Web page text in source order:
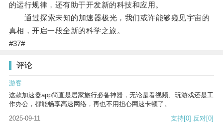
的运行规律，还有助于开发新的科技和应用。
通过探索未知的加速器极光，我们或许能够窥见宇宙的
真相，开启一段全新的科学之旅。
#37#
评论
游客
这款加速器app简直是居家旅行必备神器，无论是看视频、玩游戏还是工
作办公，都能畅享高速网络，再也不用担心网速卡顿了。
2025-09-11
支持[0] 反对[0]